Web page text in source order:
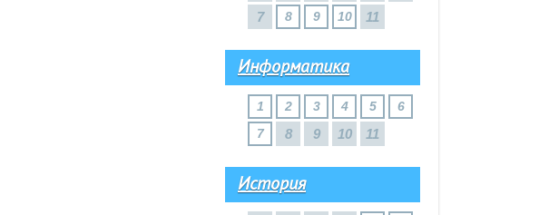
7
8 9 10 11
Информатика
1 2 3 4 5
6
7
8 9 10 11
История